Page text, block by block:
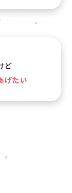
ど
げたい